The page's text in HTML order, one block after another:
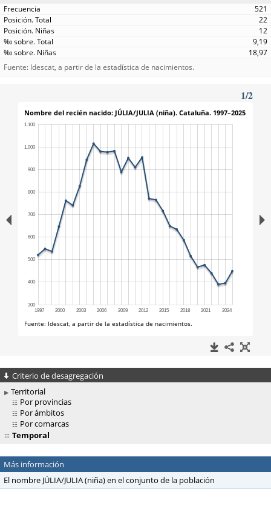
521
22
12
9,19
18,97
Fuente: Idescat, a partir de la estadística de nacimientos.
Criterio de desagregación
Territorial
Por provincias
Por ámbitos
Por comarcas
Temporal
Más información
El nombre JÚLIA/JULIA (niña) en el conjunto de la población